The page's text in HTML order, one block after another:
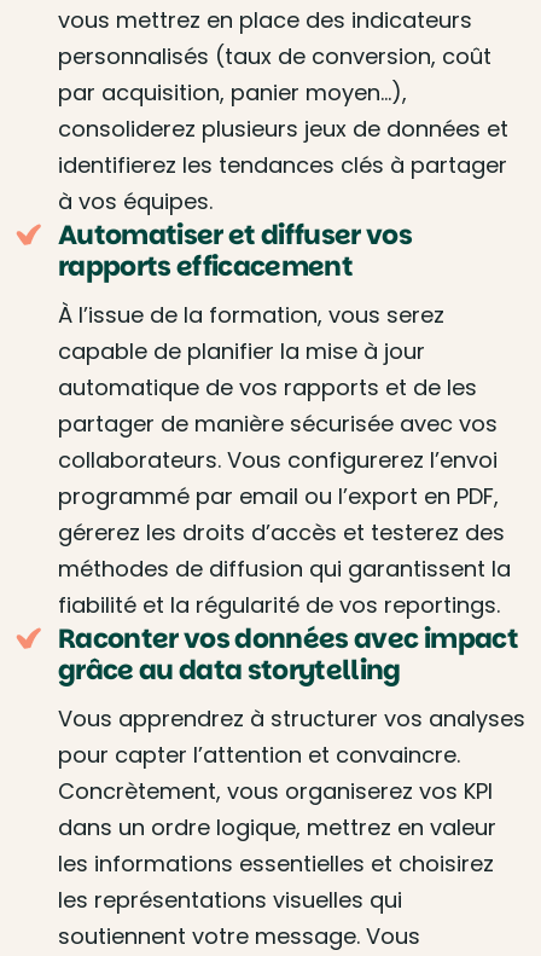
vous mettrez en place des indicateurs
personnalisés (taux de conversion, coût
par acquisition, panier moyen…),
consoliderez plusieurs jeux de données et
identifierez les tendances clés à partager
à vos équipes.
Automatiser et diffuser vos
rapports efficacement
À l’issue de la formation, vous serez
capable de planifier la mise à jour
automatique de vos rapports et de les
partager de manière sécurisée avec vos
collaborateurs. Vous configurerez l’envoi
programmé par email ou l’export en PDF,
gérerez les droits d’accès et testerez des
méthodes de diffusion qui garantissent la
fiabilité et la régularité de vos reportings.
Raconter vos données avec impact
grâce au data storytelling
Vous apprendrez à structurer vos analyses
pour capter l’attention et convaincre.
Concrètement, vous organiserez vos KPI
dans un ordre logique, mettrez en valeur
les informations essentielles et choisirez
les représentations visuelles qui
soutiennent votre message. Vous